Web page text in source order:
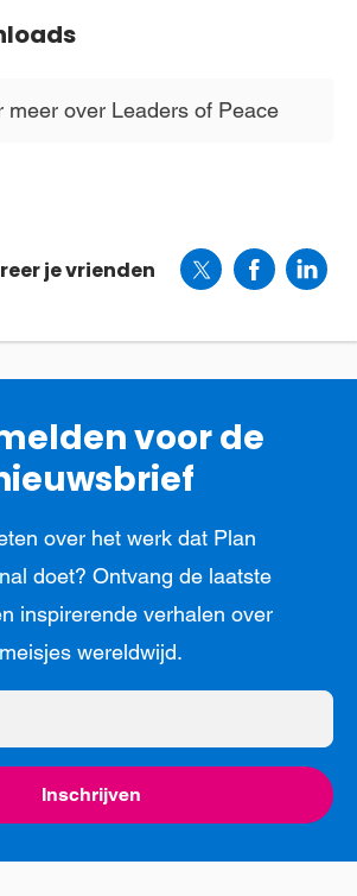
meer over Leaders of Peace
je vrienden
voor de
over het werk dat Plan
doet? Ontvang de laatste
inspirerende verhalen over
meisjes wereldwijd.
Inschrijven